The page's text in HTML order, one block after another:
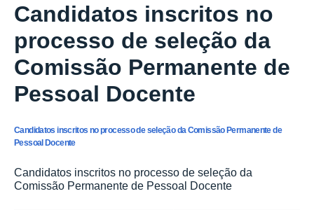
Candidatos inscritos no
processo de seleção da
Comissão Permanente de
Pessoal Docente
Candidatos inscritos no processo de seleção da Comissão Permanente de
Pessoal Docente
Candidatos inscritos no processo de seleção da
Comissão Permanente de Pessoal Docente